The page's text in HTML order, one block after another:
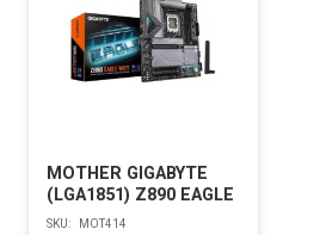
MOTHER GIGABYTE
(LGA1851) Z890 EAGLE
SKU: MOT414